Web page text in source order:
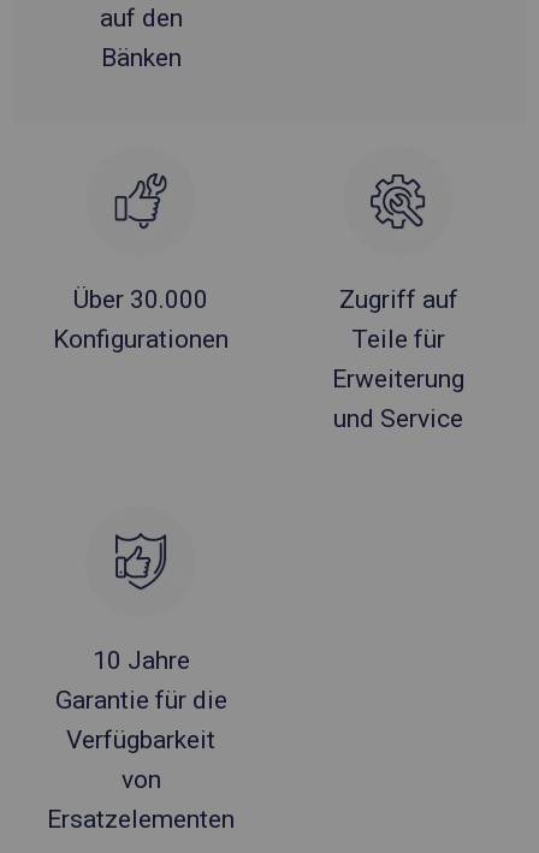
auf den
Bänken
Über 30.000
Konfigurationen
Zugriff auf
Teile für
Erweiterung
und Service
10 Jahre
Garantie für die
Verfügbarkeit
von
Ersatzelementen